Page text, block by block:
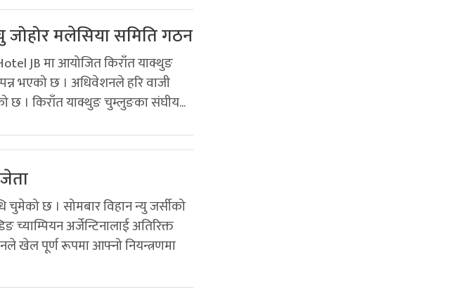
जोहोर मलेसिया समिति गठन
JB मा आयोजित किराँत याक्थुङ
भएको छ । अधिवेशनले हरि वाजी
छ । किराँत याक्थुङ चुम्लुङका संघीय...
छ । सोमबार विहान न्यु जर्सीको
अर्जेन्टिनालाई अतिरिक्त
खेल पूर्ण रूपमा आफ्नो नियन्त्रणमा